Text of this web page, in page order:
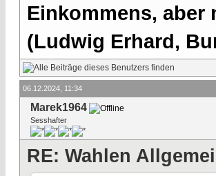
Einkommens,
(Ludwig Erhard,
06.12.2024, 11:34
Marek1964
Sesshafter
RE: Wahlen